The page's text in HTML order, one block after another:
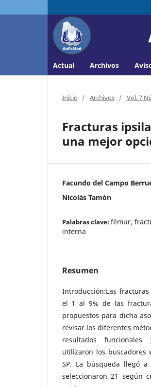
Actual Archivos
Inicio / Archivos / Vol. 7
Fracturas
una mejor
Facundo del Campo
Nicolás Tamón
Palabras clave:fémur,
interna
Resumen
Introducción:Las
el 1 al 9% de las
propuestos para dicha
revisar los diferentes
resultados funcionales
utilizaron los buscadores
SP. La búsqueda llegó
seleccionaron 21 según